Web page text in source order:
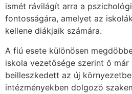
ismét rávilágít arra a
fontosságára, amelyet az
kellene diákjaik számára.
A fiú esete különösen
iskola vezetősége szerint ő már
beilleszkedett az új
intézményekben dolgozó